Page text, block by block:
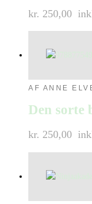
kr. 250,00
AF ANNE
Den sorte
kr. 250,00